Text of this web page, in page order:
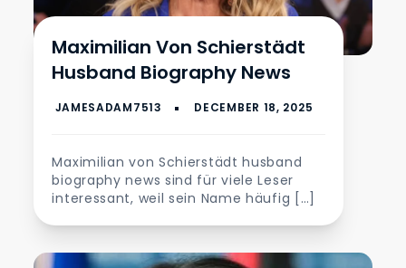
Maximilian Von Schierstädt
Husband Biography News
Maximilian von Schierstädt husband
biography news sind für viele Leser
interessant, weil sein Name häufig […]